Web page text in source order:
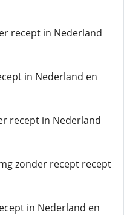
recept in Nederland
in Nederland en
recept in Nederland
zonder recept recept
in Nederland en